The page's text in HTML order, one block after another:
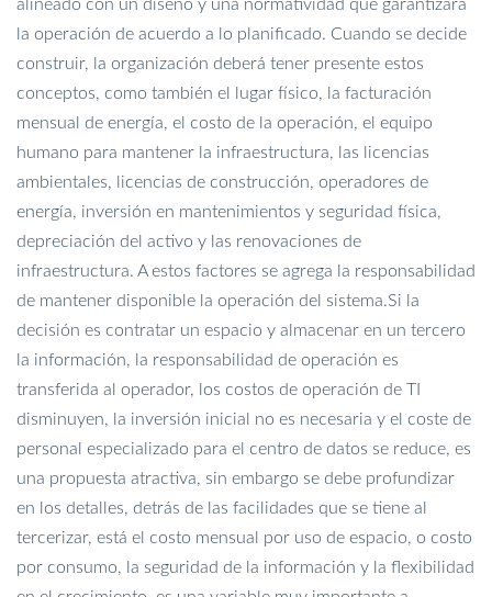
alineado con un diseño y una normatividad que garantizara
la operación de acuerdo a lo planificado. Cuando se decide
construir, la organización deberá tener presente estos
conceptos, como también el lugar físico, la facturación
mensual de energía, el costo de la operación, el equipo
humano para mantener la infraestructura, las licencias
ambientales, licencias de construcción, operadores de
energía, inversión en mantenimientos y seguridad física,
depreciación del activo y las renovaciones de
infraestructura. A estos factores se agrega la responsabilidad
de mantener disponible la operación del sistema.Si la
decisión es contratar un espacio y almacenar en un tercero
la información, la responsabilidad de operación es
transferida al operador, los costos de operación de TI
disminuyen, la inversión inicial no es necesaria y el coste de
personal especializado para el centro de datos se reduce, es
una propuesta atractiva, sin embargo se debe profundizar
en los detalles, detrás de las facilidades que se tiene al
tercerizar, está el costo mensual por uso de espacio, o costo
por consumo, la seguridad de la información y la flexibilidad